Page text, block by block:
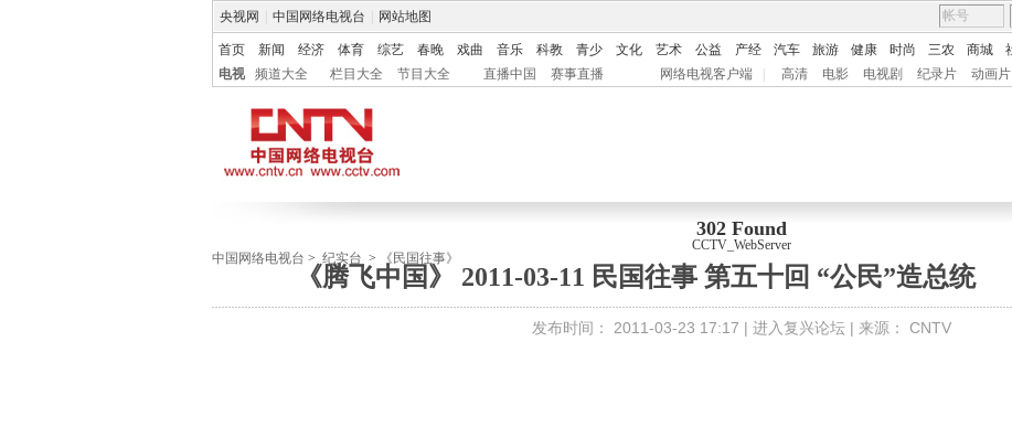
央视网 中国网络电视台 网站地图
首页 新闻 经济 体育 综艺 春晚 戏曲 音乐 科教 青少 文化 艺术 公益 产经 汽车 旅游 健康 时尚 三农 商城
电视
频道大全 栏目大全 节目大全 直播中国 赛事直播 网络电视客户端 高清 电影 电视剧 纪录片 动画片
302 Found
CCTV_WebServer
中国网络电视台 > 纪实台 > 《民国往事》
《腾飞中国》 2011-03-11 民国往事 第五十回 “公民”造总统
发布时间： 2011-03-23 17:17 | 进入复兴论坛 | 来源： CNTV